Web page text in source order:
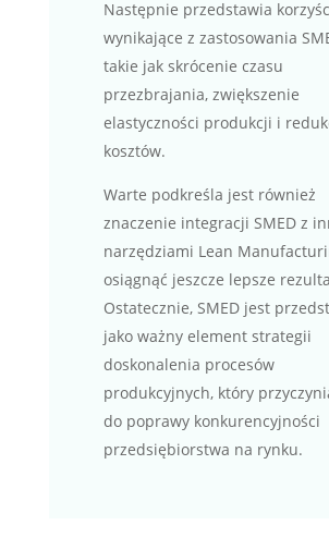
Następnie przedstawia
wynikające z zastosowania
takie jak skrócenie czasu
przezbrajania, zwiększenie
elastyczności produkcji i
kosztów.
Warte podkreśla jest również
znaczenie integracji SMED z
narzędziami Lean
osiągnąć jeszcze lepsze
Ostatecznie, SMED jest
jako ważny element strategii
doskonalenia procesów
produkcyjnych, który
do poprawy konkurencyjności
przedsiębiorstwa na rynku.